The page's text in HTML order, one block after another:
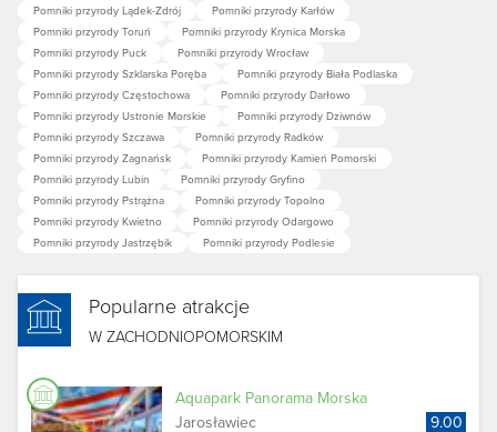
Pomniki przyrody Lądek-Zdrój
Pomniki przyrody Karłów
Pomniki przyrody Toruń
Pomniki przyrody Krynica Morska
Pomniki przyrody Puck
Pomniki przyrody Wrocław
Pomniki przyrody Szklarska Poręba
Pomniki przyrody Biała Podlaska
Pomniki przyrody Częstochowa
Pomniki przyrody Darłowo
Pomniki przyrody Ustronie Morskie
Pomniki przyrody Dziwnów
Pomniki przyrody Szczawa
Pomniki przyrody Radków
Pomniki przyrody Zagnańsk
Pomniki przyrody Kamień Pomorski
Pomniki przyrody Lubin
Pomniki przyrody Gryfino
Pomniki przyrody Pstrążna
Pomniki przyrody Topolno
Pomniki przyrody Kwietno
Pomniki przyrody Odargowo
Pomniki przyrody Jastrzębik
Pomniki przyrody Podlesie
Popularne atrakcje
W ZACHODNIOPOMORSKIM
Aquapark Panorama Morska
Jarosławiec
9.00